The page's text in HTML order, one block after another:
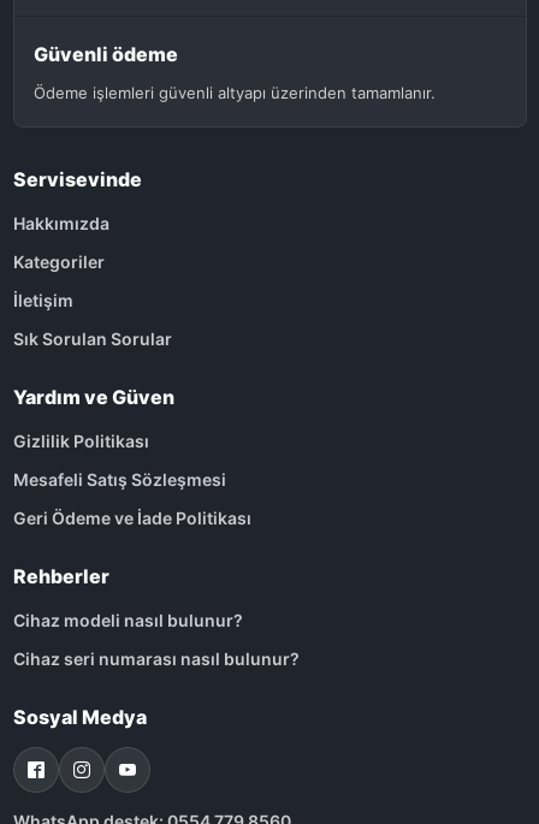
Güvenli ödeme
Ödeme işlemleri güvenli altyapı üzerinden tamamlanır.
Servisevinde
Hakkımızda
Kategoriler
İletişim
Sık Sorulan Sorular
Yardım ve Güven
Gizlilik Politikası
Mesafeli Satış Sözleşmesi
Geri Ödeme ve İade Politikası
Rehberler
Cihaz modeli nasıl bulunur?
Cihaz seri numarası nasıl bulunur?
Sosyal Medya